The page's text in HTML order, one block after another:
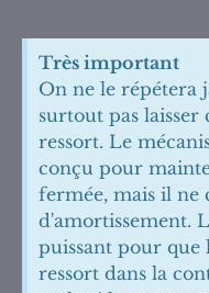
Très important
On ne le répétera
surtout pas
ressort. Le
conçu pour
fermée, mais il ne
d'amortissement.
puissant pour
ressort dans la